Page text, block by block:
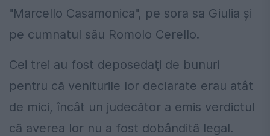
"Marcello Casamonica", pe sora sa Giulia şi
pe cumnatul său Romolo Cerello.
Cei trei au fost deposedaţi de bunuri
pentru că veniturile lor declarate erau atât
de mici, încât un judecător a emis verdictul
că averea lor nu a fost dobândită legal.